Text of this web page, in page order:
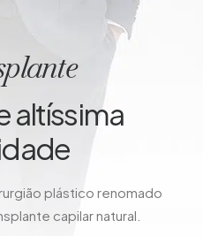
altíssima
plástico renomado
capilar natural.